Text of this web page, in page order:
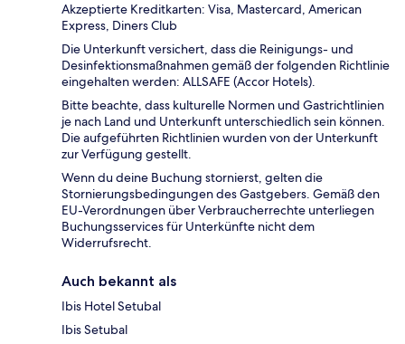
Akzeptierte Kreditkarten: Visa, Mastercard, American
Express, Diners Club
Die Unterkunft versichert, dass die Reinigungs- und
Desinfektionsmaßnahmen gemäß der folgenden Richtlinie
eingehalten werden: ALLSAFE (Accor Hotels).
Bitte beachte, dass kulturelle Normen und Gastrichtlinien
je nach Land und Unterkunft unterschiedlich sein können.
Die aufgeführten Richtlinien wurden von der Unterkunft
zur Verfügung gestellt.
Wenn du deine Buchung stornierst, gelten die
Stornierungsbedingungen des Gastgebers. Gemäß den
EU-Verordnungen über Verbraucherrechte unterliegen
Buchungsservices für Unterkünfte nicht dem
Widerrufsrecht.
Auch bekannt als
Ibis Hotel Setubal
Ibis Setubal